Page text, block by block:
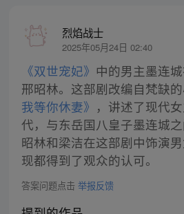
烈焰战士
2025年05月24日 02:40
《双世宠妃》 中的男主墨连
邢昭林。这部剧改编自梵缺
我等你休妻》 ，讲述了现代
代，与东岳国八皇子墨连城
昭林和梁洁在这部剧中饰演
现都得到了观众的认可。
答案问题点击 举报反馈